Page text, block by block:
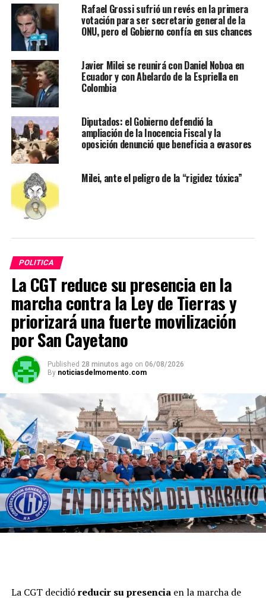
Rafael Grossi sufrió un revés en la primera
votación para ser secretario general de la
ONU, pero el Gobierno confía en sus chances
Javier Milei se reunirá con Daniel Noboa en
Ecuador y con Abelardo de la Espriella en
Colombia
Diputados: el Gobierno defendió la
ampliación de la Inocencia Fiscal y la
oposición denunció que beneficia a evasores
Milei, ante el peligro de la “rigidez tóxica”
POLITICA
La CGT reduce su presencia en la
marcha contra la Ley de Tierras y
priorizará una fuerte movilización
por San Cayetano
Published 28 minutos ago on 06/08/2026
By noticiasdelmomento.com
La CGT decidióreducir su presencia en la marcha de